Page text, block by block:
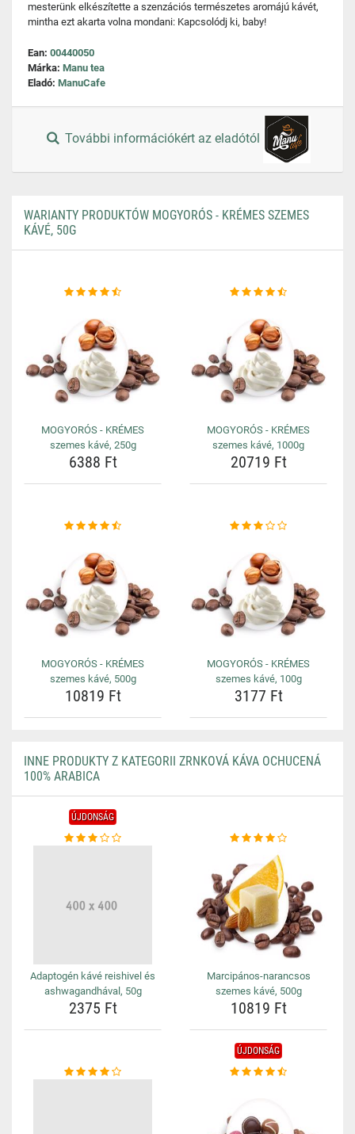
mesterünk elkészítette a szenzációs természetes aromájú kávét,
mintha ezt akarta volna mondani: Kapcsolódj ki, baby!
Ean: 00440050
Márka: Manu tea
Eladó: ManuCafe
További információkért az eladótól
WARIANTY PRODUKTÓW MOGYORÓS - KRÉMES SZEMES
KÁVÉ, 50G
MOGYORÓS - KRÉMES
szemes kávé, 250g
6388 Ft
MOGYORÓS - KRÉMES
szemes kávé, 1000g
20719 Ft
MOGYORÓS - KRÉMES
szemes kávé, 500g
10819 Ft
MOGYORÓS - KRÉMES
szemes kávé, 100g
3177 Ft
INNE PRODUKTY Z KATEGORII ZRNKOVÁ KÁVA OCHUCENÁ
100% ARABICA
ÚJDONSÁG
Adaptogén kávé reishivel és
ashwagandhával, 50g
2375 Ft
Marcipános-narancsos
szemes kávé, 500g
10819 Ft
ÚJDONSÁG